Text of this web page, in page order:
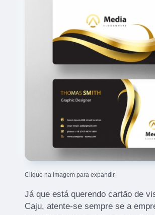
Clique na imagem para expandir
Já que está querendo cartão de
Caju, atente-se sempre se a